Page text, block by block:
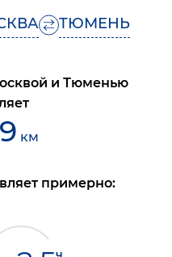
ТЮМЕНЬ
и Тюменью
км
примерно: